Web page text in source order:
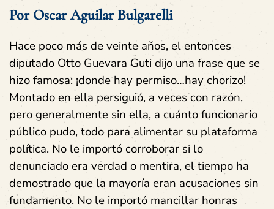
Por Oscar Aguilar Bulgarelli
Hace poco más de veinte años, el entonces
diputado Otto Guevara Guti dijo una frase que se
hizo famosa: ¡donde hay permiso…hay chorizo!
Montado en ella persiguió, a veces con razón,
pero generalmente sin ella, a cuánto funcionario
público pudo, todo para alimentar su plataforma
política. No le importó corroborar si lo
denunciado era verdad o mentira, el tiempo ha
demostrado que la mayoría eran acusaciones sin
fundamento. No le importó mancillar honras